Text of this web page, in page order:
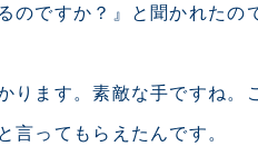
ですか？』と聞かれたの
ます。素敵な手ですね。
ってもらえたんです。